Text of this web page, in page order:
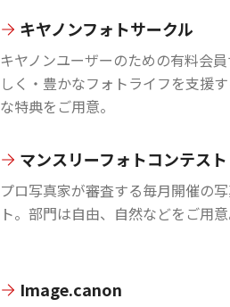
キヤノンフォトサークル
キヤノンユーザーのための有料会
しく・豊かなフォトライフを支援
な特典をご用意。
マンスリーフォトコンテスト
プロ写真家が審査する毎月開催の
ト。部門は自由、自然などをご用意
Image.canon